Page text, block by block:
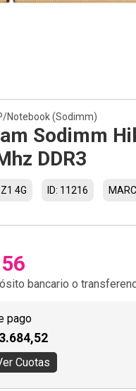
Notebook (Sodimm)
Sodimm
DDR3
4G ID: 11216
bancario o
pago
Cuotas